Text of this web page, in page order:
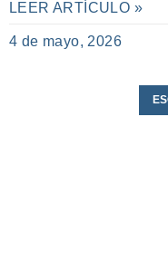
LEER ARTÍCULO »
4 de mayo, 2026